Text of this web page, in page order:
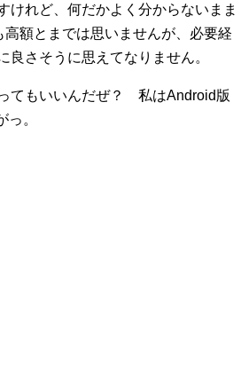
けれど、何だかよく分からないまま
額とまでは思いませんが、必要経
さそうに思えてなりません。
てもいいんだぜ？ 私はAndroid版
。